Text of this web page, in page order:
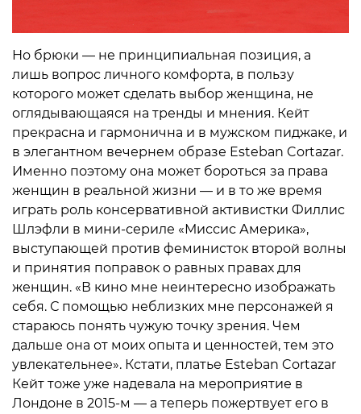
Но брюки — не принципиальная позиция, а
лишь вопрос личного комфорта, в пользу
которого может сделать выбор женщина, не
оглядывающаяся на тренды и мнения. Кейт
прекрасна и гармонична и в мужском пиджаке, и
в элегантном вечернем образе Esteban Cortazar.
Именно поэтому она может бороться за права
женщин в реальной жизни — и в то же время
играть роль консервативной активистки Филлис
Шлэфли в мини-сериле «Миссис Америка»,
выступающей против феминисток второй волны
и принятия поправок о равных правах для
женщин. «В кино мне неинтересно изображать
себя. С помощью неблизких мне персонажей я
стараюсь понять чужую точку зрения. Чем
дальше она от моих опыта и ценностей, тем это
увлекательнее». Кстати, платье Esteban Cortazar
Кейт тоже уже надевала на мероприятие в
Лондоне в 2015-м — а теперь пожертвует его в